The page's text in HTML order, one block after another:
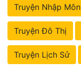
Truyện Nhập Môn
Truyện Đô Thị
Truyện Lịch Sử